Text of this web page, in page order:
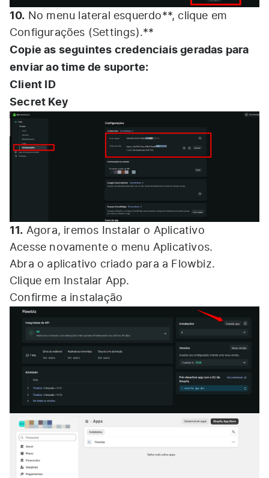
10. No menu lateral esquerdo**, clique em
Configurações (Settings).**
Copie as seguintes credenciais geradas para
enviar ao time de suporte:
Client ID
Secret Key
11. Agora, iremos Instalar o Aplicativo
Acesse novamente o menu Aplicativos.
Abra o aplicativo criado para a Flowbiz.
Clique em Instalar App.
Confirme a instalação